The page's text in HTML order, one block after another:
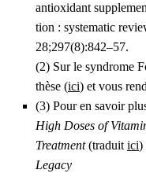
antioxi­dant
tion : sys­te­ma­tic
28;297(8):842–57.
(2) Sur le syn­drome
thèse (ici) et vous
(3) Pour en savoir
High Doses of
Treat­ment(tra­duit ici)
Lega­cy